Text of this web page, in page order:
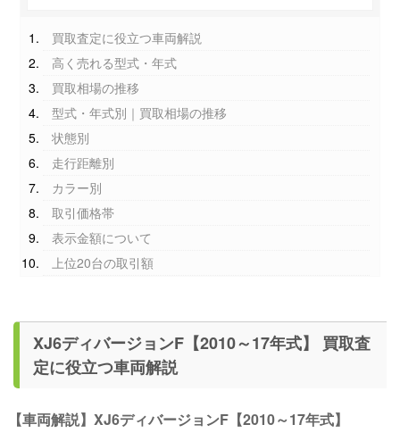
買取査定に役立つ車両解説
高く売れる型式・年式
買取相場の推移
型式・年式別｜買取相場の推移
状態別
走行距離別
カラー別
取引価格帯
表示金額について
上位20台の取引額
XJ6ディバージョンF【2010～17年式】 買取査
定に役立つ車両解説
【車両解説】XJ6ディバージョンF【2010～17年式】